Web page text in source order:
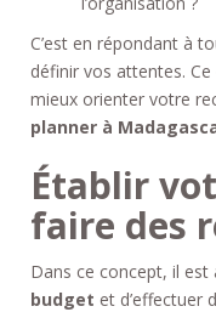
C’est en répondant à
définir vos attentes.
mieux orienter votre
planner à
Établir
faire des
Dans ce concept, il
budget et d’effectuer